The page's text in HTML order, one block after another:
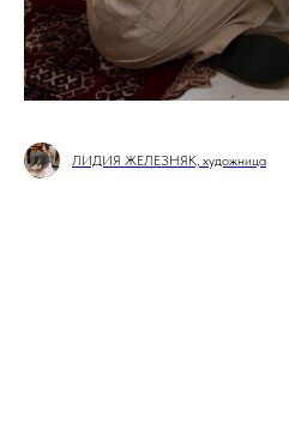
ЛИДИЯ ЖЕЛЕЗНЯК, художница